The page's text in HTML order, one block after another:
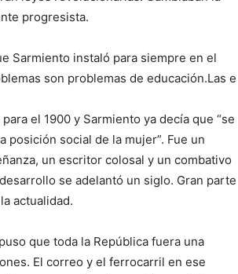
progresista.
Sarmiento instaló para siempre en el
son problemas de educación.Las e
el 1900 y Sarmiento ya decía que “se
social de la mujer”. Fue un
un escritor colosal y un combativo
se adelantó un siglo. Gran parte
actualidad.
que toda la República fuera una
El correo y el ferrocarril en ese